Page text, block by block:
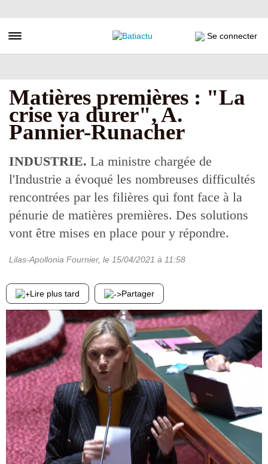
au
principal
Toggle navigation Se connecter
Matières premières : "La
crise va durer", A.
Pannier-Runacher
INDUSTRIE. La ministre chargée de
l'Industrie a évoqué les nombreuses difficultés
rencontrées par les filières qui font face à la
pénurie de matières premières. Des solutions
vont être mises en place pour y répondre.
Lilas-Apollonia Fournier, le 15/04/2021 à 11:58
Lire plus tard Partager